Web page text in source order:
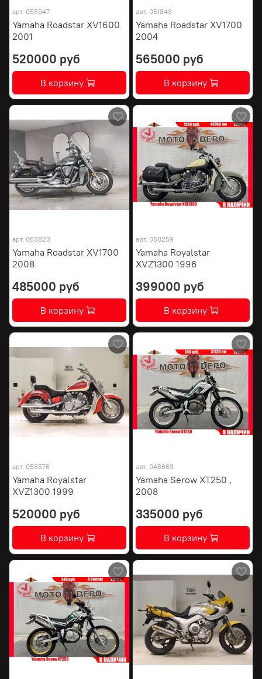
арт. 055947
Yamaha Roadstar XV1600
2001
520000 руб
В корзину
арт. 051843
Yamaha Roadstar XV1700
2004
565000 руб
В корзину
арт. 053823
Yamaha Roadstar XV1700
2008
485000 руб
В корзину
арт. 050259
Yamaha Royalstar
XVZ1300 1996
399000 руб
В корзину
арт. 056576
Yamaha Royalstar
XVZ1300 1999
520000 руб
В корзину
арт. 048669
Yamaha Serow XT250 ,
2008
335000 руб
В корзину